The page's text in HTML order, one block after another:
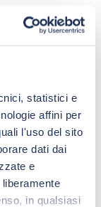
statistici e
affini per
l'uso del sito
dati dai
e
in qualsiasi